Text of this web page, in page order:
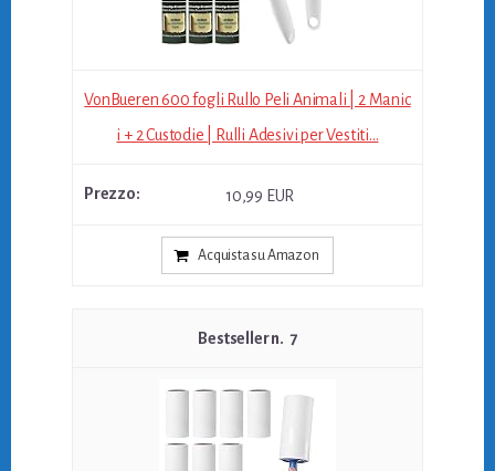
VonBueren 600 fogli Rullo Peli Animali | 2 Manic
i + 2 Custodie | Rulli Adesivi per Vestiti...
10,99 EUR
Acquista su Amazon
7